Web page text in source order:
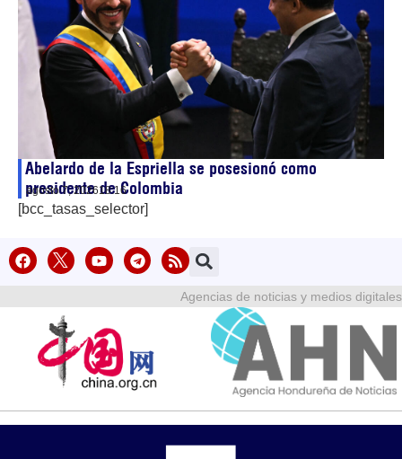
Abelardo de la Espriella se posesionó como
presidente de Colombia
agosto 7, 202618:16
[bcc_tasas_selector]
Agencias de noticias y medios digitales